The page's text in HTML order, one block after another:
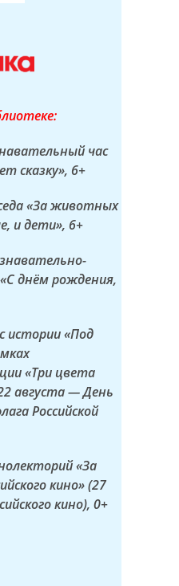
час
сказку», 6+
«За животных
и дети», 6+
днём рождения,
истории «Под
«Три цвета
августа — День
Российской
«За
кино» (27
кино), 0+